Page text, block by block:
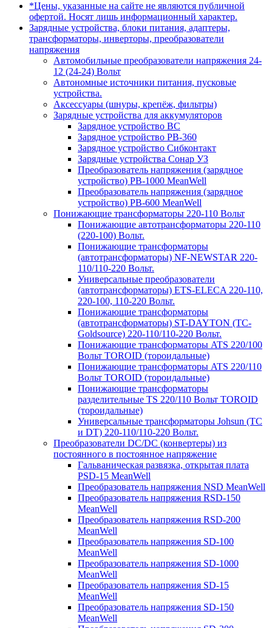
*Цены, указанные на сайте не являются публичной
офертой. Носят лишь информационный характер.
Зарядные устройства, блоки питания, адаптеры,
трансформаторы, инверторы, преобразователи
напряжения
Автомобильные преобразователи напряжения 24-
12 (24-24) Вольт
Автономные источники питания, пусковые
устройства.
Аксессуары (шнуры, крепёж, фильтры)
Зарядные устройства для аккумуляторов
Зарядное устройство BC
Зарядное устройство PB-360
Зарядное устройство Сибконтакт
Зарядные устройства Сонар УЗ
Преобразователь напряжения (зарядное
устройство) PB-1000 MeanWell
Преобразователь напряжения (зарядное
устройство) PB-600 MeanWell
Понижающие трансформаторы 220-110 Вольт
Понижающие автотрансформаторы 220-110
(220-100) Вольт.
Понижающие трансформаторы
(автотрансформаторы) NF-NEWSTAR 220-
110/110-220 Вольт.
Универсальные преобразователи
(автотрансформаторы) ETS-ELECA 220-110,
220-100, 110-220 Вольт.
Понижающие трансформаторы
(автотрансформаторы) ST-DAYTON (TC-
Goldsource) 220-110/110-220 Вольт.
Понижающие трансформаторы ATS 220/100
Вольт TOROID (тороидальные)
Понижающие трансформаторы ATS 220/110
Вольт TOROID (тороидальные)
Понижающие трансформаторы
разделительные TS 220/110 Вольт TOROID
(тороидальные)
Универсальные трансформаторы Johsun (TС
и DT) 220-110/110-220 Вольт.
Преобразователи DC/DC (конвертеры) из
постоянного в постоянное напряжение
Гальваническая развязка, открытая плата
PSD-15 MeanWell
Преобразователь напряжения NSD MeanWell
Преобразователь напряжения RSD-150
MeanWell
Преобразователь напряжения RSD-200
MeanWell
Преобразователь напряжения SD-100
MeanWell
Преобразователь напряжения SD-1000
MeanWell
Преобразователь напряжения SD-15
MeanWell
Преобразователь напряжения SD-150
MeanWell